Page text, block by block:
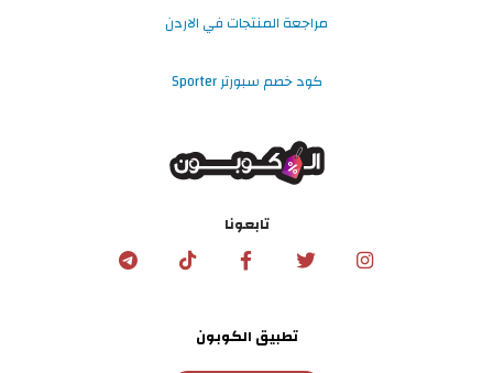
مراجعة المنتجات في الاردن
كود خصم سبورتر Sporter
تابعونا
تطبيق الكوبون